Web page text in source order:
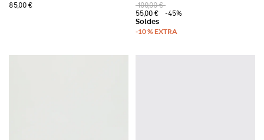
85,00 €
100,00 €
55,00 €
-45%